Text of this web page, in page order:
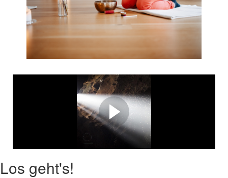
Wählst du ein "Pflasterl"
oder den Weg nach Innen?
Leise flüstert das (Un-)wohlsein - hörst du ihm zu?
Los geht's!